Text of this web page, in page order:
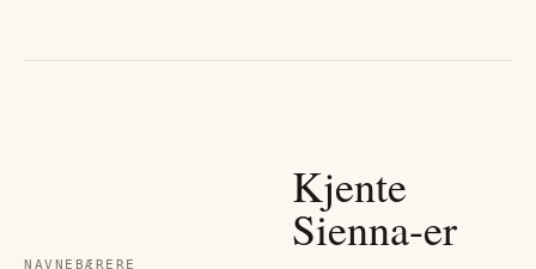
NAVNEBÆRERE
Kjente
Sienna-er